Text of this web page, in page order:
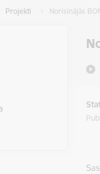
Projekti Norisinājās